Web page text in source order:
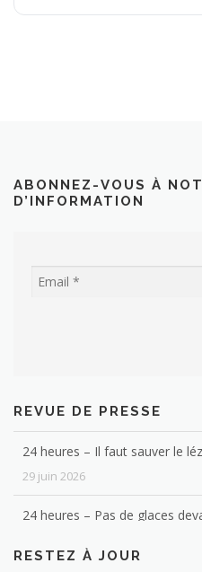
ABONNEZ-VOUS À
D’INFORMATION
REVUE DE PRESSE
24 heures – Il faut sauver le
29 juin 2026
24 heures – Pas de glaces
4 février 2026
RESTEZ À JOUR